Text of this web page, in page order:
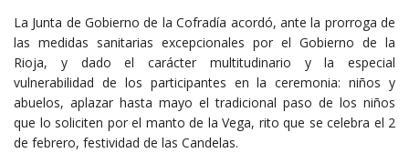
La Junta de Gobierno de la Cofradía acordó, ante la prorroga de
las medidas sanitarias excepcionales por el Gobierno de la
Rioja, y dado el carácter multitudinario y la especial
vulnerabilidad de los participantes en la ceremonia: niños y
abuelos, aplazar hasta mayo el tradicional paso de los niños
que lo soliciten por el manto de la Vega, rito que se celebra el 2
de febrero, festividad de las Candelas.